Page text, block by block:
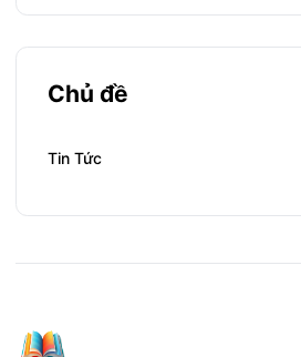
Chủ đề
Tin Tức